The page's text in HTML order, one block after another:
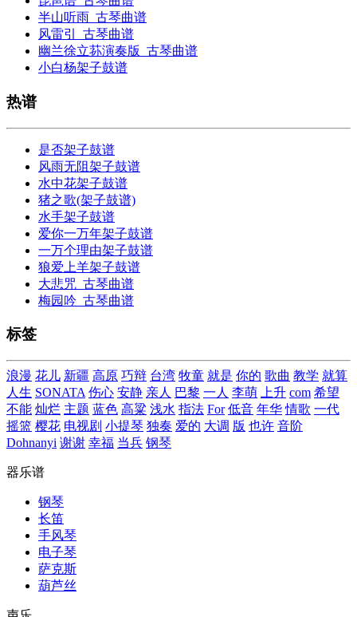
半山听雨_古琴曲谱
风雷引_古琴曲谱
幽兰徐立荪演奏版_古琴曲谱
小白杨架子鼓谱
热谱
是否架子鼓谱
风雨无阻架子鼓谱
水中花架子鼓谱
猪之歌(架子鼓谱)
水手架子鼓谱
爱你一万年架子鼓谱
一万个理由架子鼓谱
狼爱上羊架子鼓谱
大悲咒_古琴曲谱
梅园吟_古琴曲谱
标签
浪漫 花儿 新疆 高原 巧辩 台湾 牧童 就是 你的 歌曲 教学 就算
人生 SONATA 伤心 安静 亲人 巴黎 一人 李萌 上升 com 希望
不能 灿烂 主题 蓝色 高粱 浅水 指法 For 低音 年华 情歌 一代
摇篮 樱花 电视剧 小提琴 独奏 爱的 大调 版 也许 音阶
Dohnanyi 谢谢 幸福 当兵 钢琴
器乐谱
钢琴
长笛
手风琴
电子琴
萨克斯
葫芦丝